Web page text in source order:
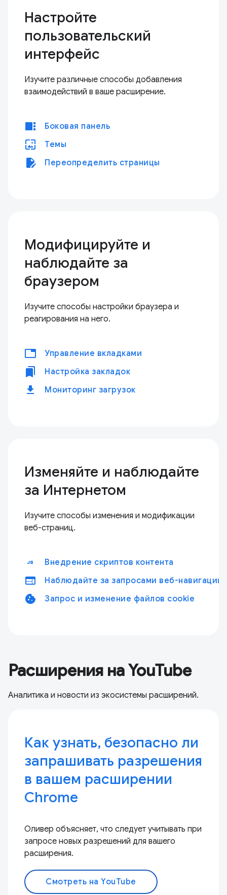
Настройте
пользовательский
интерфейс
Изучите различные способы добавления
взаимодействий в ваше расширение.
view_sidebar Боковая панель
wallpaper Темы
edit_document Переопределить страницы
Модифицируйте и
наблюдайте за
браузером
Изучите способы настройки браузера и
реагирования на него.
tabsУправление вкладками
bookmarks Настройка закладок
download Мониторинг загрузок
Изменяйте и наблюдайте
за Интернетом
Изучите способы изменения и модификации
веб-страниц.
javascript Внедрение скриптов контента
web Наблюдайте за запросами веб-навигации
cookie Запрос и изменение файлов cookie
Расширения на YouTube
Аналитика и новости из экосистемы расширений.
Как узнать, безопасно ли
запрашивать разрешения
в вашем расширении
Chrome
Оливер объясняет, что следует учитывать при
запросе новых разрешений для вашего
расширения.
Смотреть на YouTube